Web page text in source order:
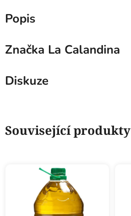
Popis
Značka La Calandina
Diskuze
Související produkty